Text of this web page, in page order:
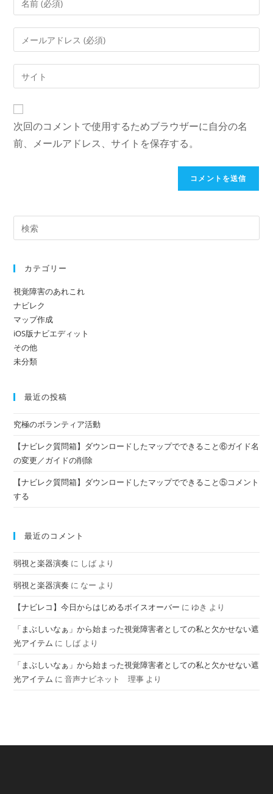
メ
ン
る
名
前
ま
た
は
名
を
力
し
て
く
だ
さ
い
ー
ル
ア
レ
ス
を
コ
メ
ト
Web
サ
イ
ト
の
URL
く
(任
意)
次回のコメントで使用するためブラウザーに自分の名
前、メールアドレス、サイトを保存する。
カテゴリー
視覚障害のあれこれ
ナビレク
マップ作成
iOS版ナビエディット
その他
未分類
最近の投稿
究極のボランティア活動
【ナビレク質問箱】ダウンロードしたマップでできること⑥ガイド名
の変更／ガイドの削除
【ナビレク質問箱】ダウンロードしたマップでできること⑤コメント
する
最近のコメント
弱視と楽器演奏 に しば より
弱視と楽器演奏 に なー より
【ナビレコ】今日からはじめるボイスオーバー に ゆき より
「まぶしいなぁ」から始まった視覚障害者としての私と欠かせない遮
光アイテム に しば より
「まぶしいなぁ」から始まった視覚障害者としての私と欠かせない遮
光アイテム に音声ナビネット 理事 より